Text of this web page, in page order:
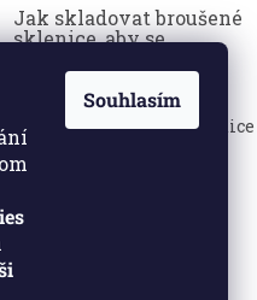
Souhlasím
Jak skladovat broušené
sklenice, aby se
Broušené sklenice jsou
symbolem elegance, tradice
a luxusu. ...